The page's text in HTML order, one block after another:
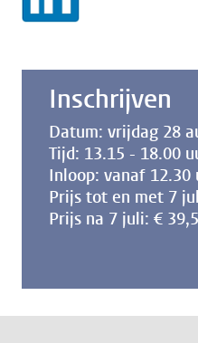
Inschrijven
Datum: vrijdag 28
Tijd: 13.15 - 18.00
Inloop: vanaf 12.30
Prijs tot en met 7
Prijs na 7 juli: €